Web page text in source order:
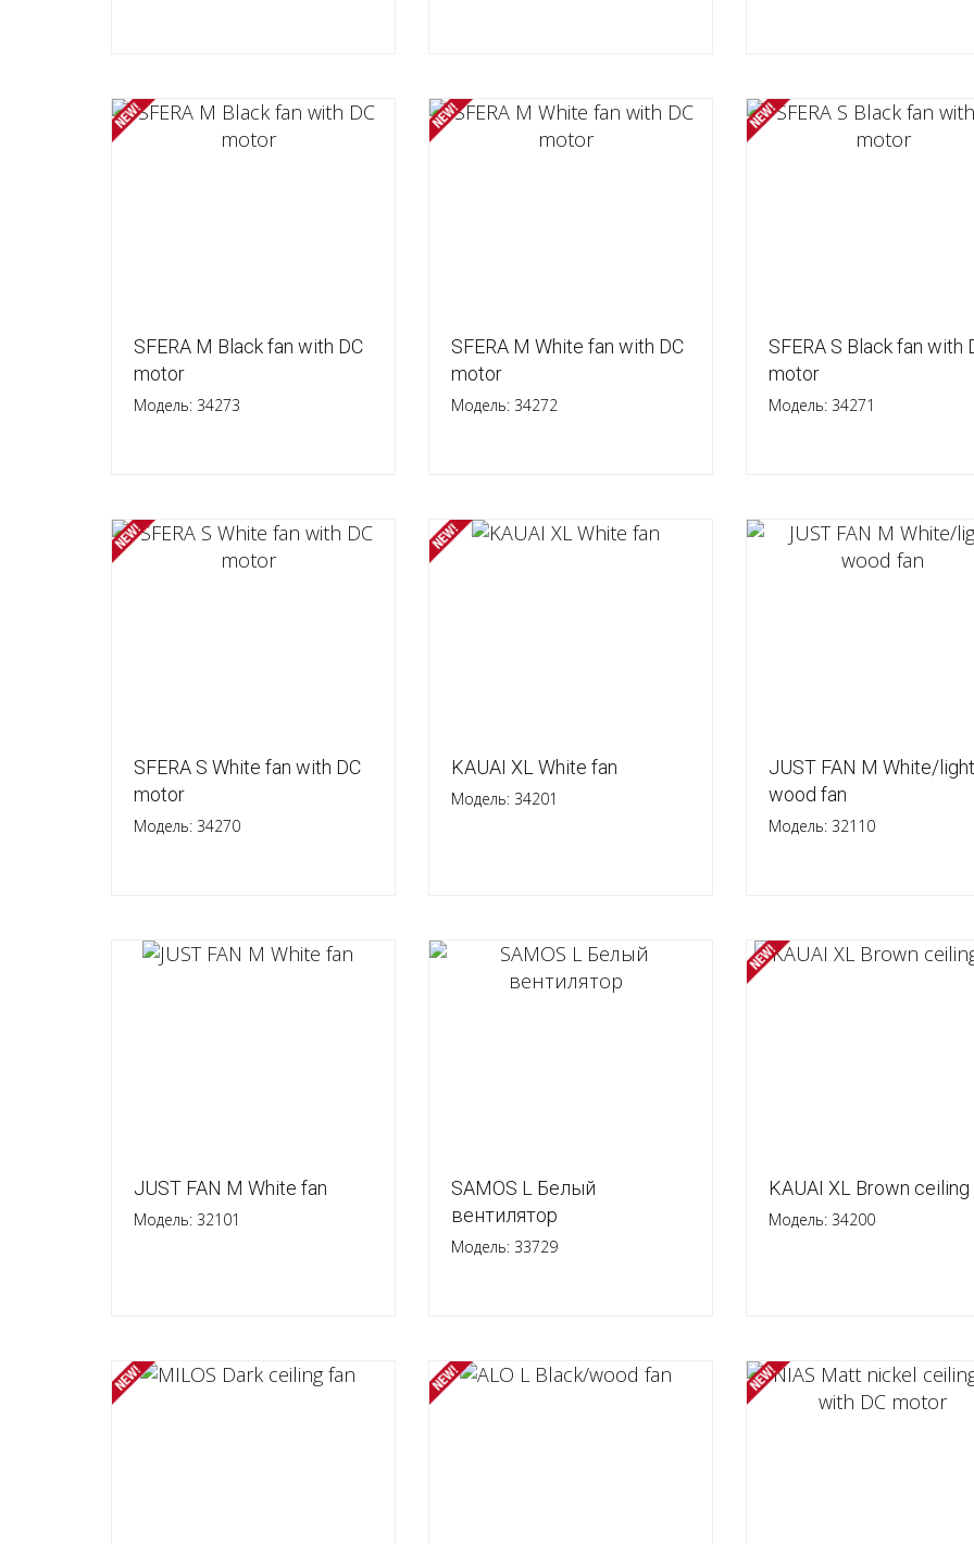
SFERA M Black fan with DC
motor
Модель: 34273
SFERA M White fan with DC
motor
Модель: 34272
SFERA S Black fan with
motor
Модель: 34271
SFERA S White fan with DC
motor
Модель: 34270
KAUAI XL White fan
Модель: 34201
JUST FAN M White/light
wood fan
Модель: 32110
JUST FAN M White fan
Модель: 32101
SAMOS L Белый
вентилятор
Модель: 33729
KAUAI XL Brown ceiling
Модель: 34200